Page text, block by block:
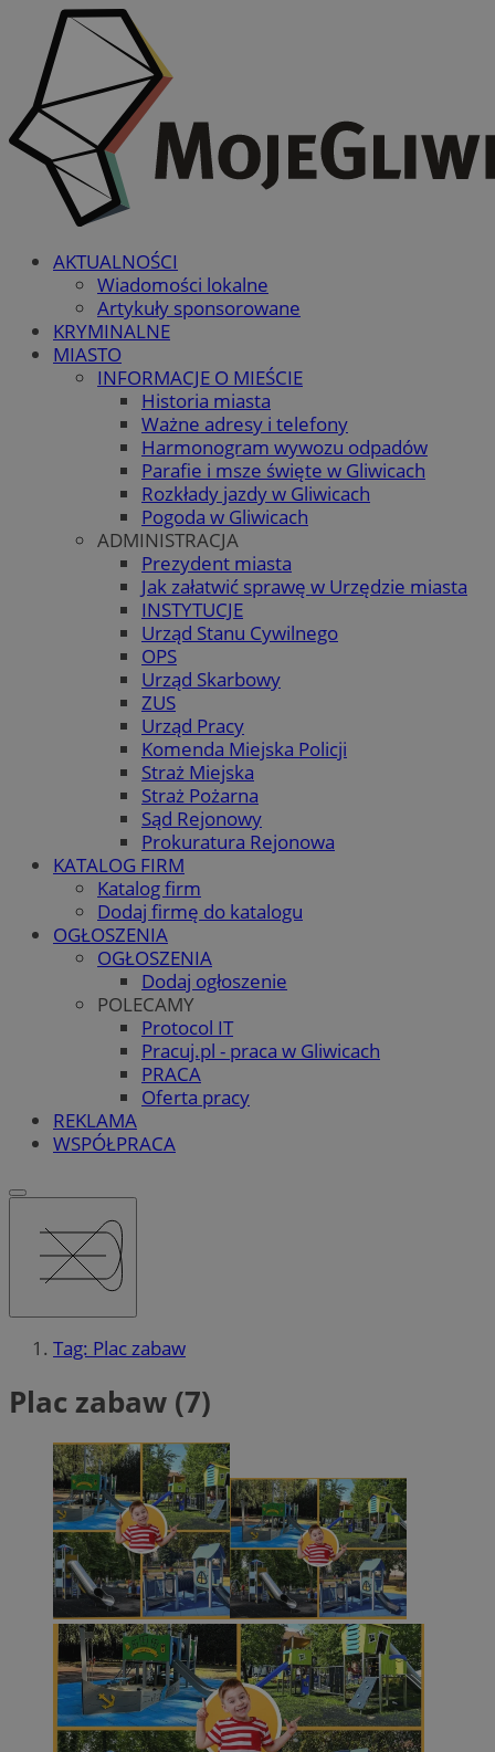
AKTUALNOŚCI
Wiadomości lokalne
Artykuły sponsorowane
KRYMINALNE
MIASTO
INFORMACJE O MIEŚCIE
Historia miasta
Ważne adresy i telefony
Harmonogram wywozu odpadów
Parafie i msze święte w Gliwicach
Rozkłady jazdy w Gliwicach
Pogoda w Gliwicach
ADMINISTRACJA
Prezydent miasta
Jak załatwić sprawę w Urzędzie miasta
INSTYTUCJE
Urząd Stanu Cywilnego
OPS
Urząd Skarbowy
ZUS
Urząd Pracy
Komenda Miejska Policji
Straż Miejska
Straż Pożarna
Sąd Rejonowy
Prokuratura Rejonowa
KATALOG FIRM
Katalog firm
Dodaj firmę do katalogu
OGŁOSZENIA
OGŁOSZENIA
Dodaj ogłoszenie
POLECAMY
Protocol IT
Pracuj.pl - praca w Gliwicach
PRACA
Oferta pracy
REKLAMA
WSPÓŁPRACA
Tag: Plac zabaw
Plac zabaw (7)